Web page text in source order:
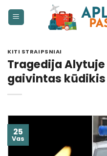
KITI STRAIPSNIAI
Tragedija
gaivintas kūdikis
25
Vas